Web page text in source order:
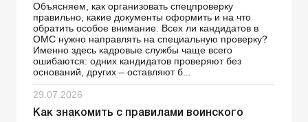
Объясняем, как организовать спецпроверку
правильно, какие документы оформить и на что
обратить особое внимание. Всех ли кандидатов в
ОМС нужно направлять на специальную проверку?
Именно здесь кадровые службы чаще всего
ошибаются: одних кандидатов проверяют без
оснований, других – оставляют б...
29.07.2026
Как знакомить с правилами воинского